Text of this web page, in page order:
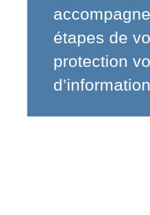
étapes de
protection
d’information.